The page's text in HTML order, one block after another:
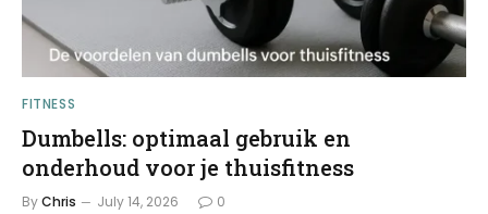
FITNESS
Dumbells: optimaal gebruik en
onderhoud voor je thuisfitness
ByChris July 14, 2026 0